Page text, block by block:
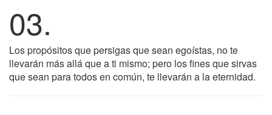
03.
Los propósitos que persigas que sean egoístas, no te
llevarán más allá que a ti mismo; pero los fines que sirvas
que sean para todos en común, te llevarán a la eternidad.